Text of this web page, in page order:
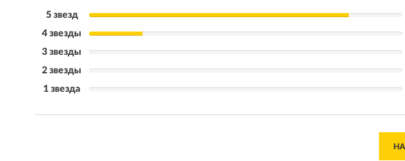
5 звезд
4 звезды
3 звезды
2 звезды
1 звезда